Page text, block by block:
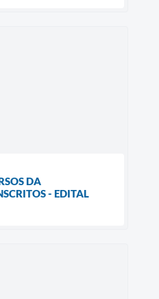
DA
- EDITAL